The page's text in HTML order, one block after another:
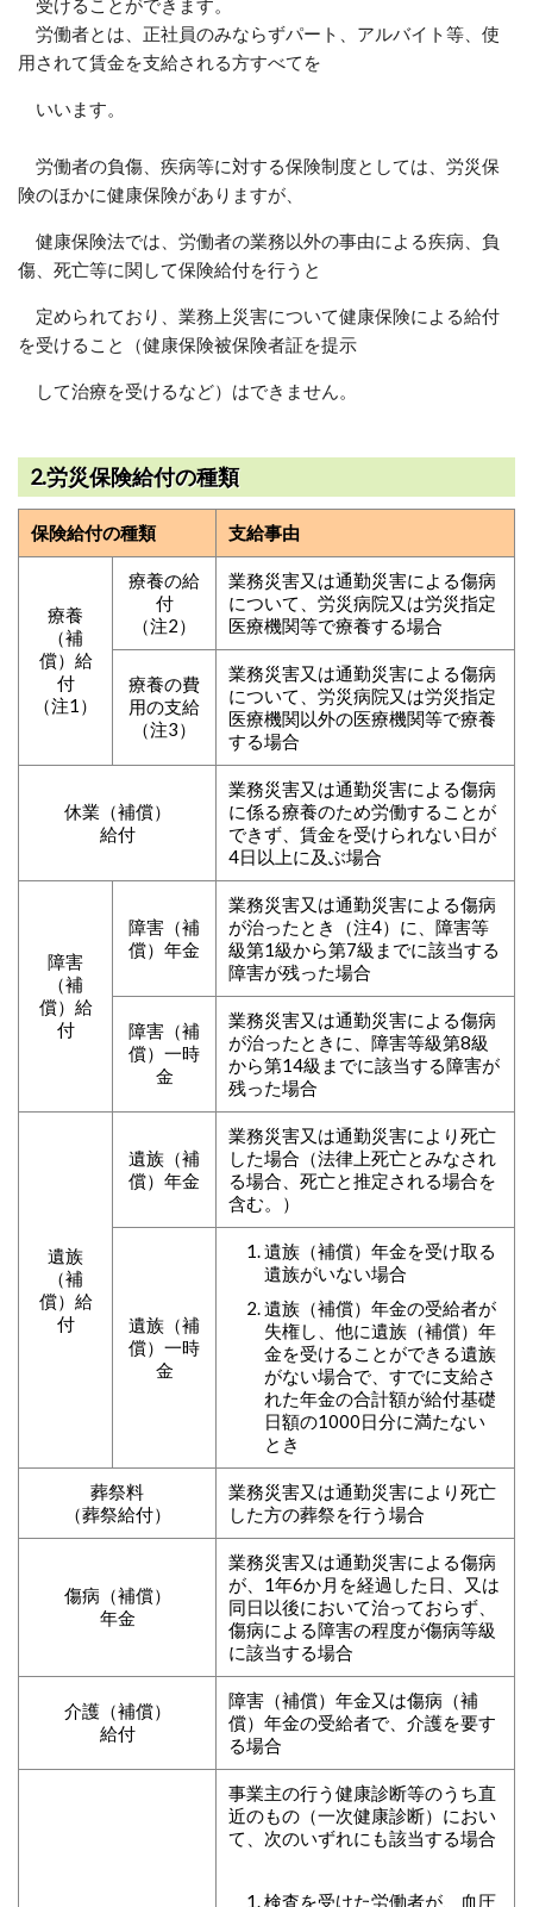
受けることができます。
労働者とは、正社員のみならずパート、アルバイト等、使
用されて賃金を支給される方すべてを
いいます。
労働者の負傷、疾病等に対する保険制度としては、労災保
険のほかに健康保険がありますが、
健康保険法では、労働者の業務以外の事由による疾病、負
傷、死亡等に関して保険給付を行うと
定められており、業務上災害について健康保険による給付
を受けること（健康保険被保険者証を提示
して治療を受けるなど）はできません。
2.労災保険給付の種類
保険給付の種類 支給事由
療養
（補
償）給
付
（注1）
療養の給
付
（注2）
業務災害又は通勤災害による傷病
について、労災病院又は労災指定
医療機関等で療養する場合
療養の費
用の支給
（注3）
業務災害又は通勤災害による傷病
について、労災病院又は労災指定
医療機関以外の医療機関等で療養
する場合
休業（補償）
給付
業務災害又は通勤災害による傷病
に係る療養のため労働することが
できず、賃金を受けられない日が
4日以上に及ぶ場合
障害
（補
償）給
付
障害（補
償）年金
業務災害又は通勤災害による傷病
が治ったとき（注4）に、障害等
級第1級から第7級までに該当する
障害が残った場合
障害（補
償）一時
金
業務災害又は通勤災害による傷病
が治ったときに、障害等級第8級
から第14級までに該当する障害が
残った場合
遺族
（補
償）給
付
遺族（補
償）年金
業務災害又は通勤災害により死亡
した場合（法律上死亡とみなされ
る場合、死亡と推定される場合を
含む。）
遺族（補
償）一時
金
遺族（補償）年金を受け取る
遺族がいない場合
遺族（補償）年金の受給者が
失権し、他に遺族（補償）年
金を受けることができる遺族
がない場合で、すでに支給さ
れた年金の合計額が給付基礎
日額の1000日分に満たない
とき
葬祭料
（葬祭給付）
業務災害又は通勤災害により死亡
した方の葬祭を行う場合
傷病（補償）
年金
業務災害又は通勤災害による傷病
が、1年6か月を経過した日、又は
同日以後において治っておらず、
傷病による障害の程度が傷病等級
に該当する場合
介護（補償）
給付
障害（補償）年金又は傷病（補
償）年金の受給者で、介護を要す
る場合
事業主の行う健康診断等のうち直
近のもの（一次健康診断）におい
て、次のいずれにも該当する場合
検査を受けた労働者が、血圧